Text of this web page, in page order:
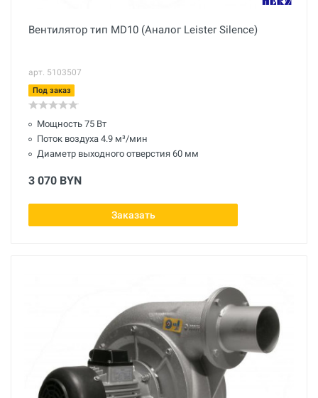
Вентилятор тип MD10 (Аналог Leister Silence)
арт. 5103507
Под заказ
Мощность 75 Вт
Поток воздуха 4.9 м³/мин
Диаметр выходного отверстия 60 мм
3 070 BYN
Заказать